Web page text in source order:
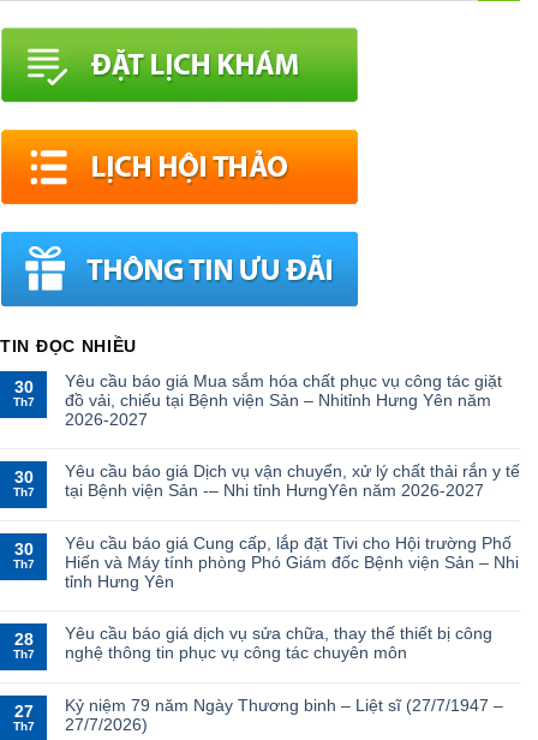
TIN ĐỌC NHIỀU
30
Th7
Yêu cầu báo giá Mua sắm hóa chất phục vụ công tác giặt
đồ vải, chiếu tại Bệnh viện Sản – Nhitỉnh Hưng Yên năm
2026-2027
30
Th7
Yêu cầu báo giá Dịch vụ vận chuyển, xử lý chất thải rắn y tế
tại Bệnh viện Sản -– Nhi tỉnh HưngYên năm 2026-2027
30
Th7
Yêu cầu báo giá Cung cấp, lắp đặt Tivi cho Hội trường Phố
Hiến và Máy tính phòng Phó Giám đốc Bệnh viện Sản – Nhi
tỉnh Hưng Yên
28
Th7
Yêu cầu báo giá dịch vụ sửa chữa, thay thế thiết bị công
nghệ thông tin phục vụ công tác chuyên môn
27
Th7
Kỷ niệm 79 năm Ngày Thương binh – Liệt sĩ (27/7/1947 –
27/7/2026)